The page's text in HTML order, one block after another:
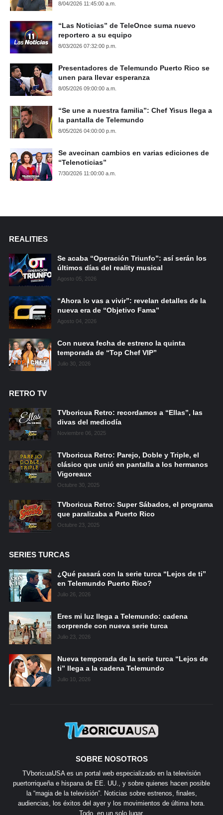
8/04/2026 11:45:00 a.m.
“Las Noticias” de TeleOnce suma nuevo
reportero a su equipo
8/03/2026 07:32:00 p.m.
Presentadores de Telemundo Puerto Rico se
unen para llevar esperanza
8/05/2026 09:00:00 a.m.
“Se une a nuestra familia”: Chef Yisus llega a
la pantalla de Telemundo
8/05/2026 04:00:00 p.m.
Se avecinan cambios en varias ediciones de
“Telenoticias”
7/30/2026 11:00:00 a.m.
REALITIES
Se acaba “Operación Triunfo”: así serán los
últimos días del reality musical
Agosto 05, 2026
“Ahora lo vas a vivir”: revelan detalles de la
nueva era de “Objetivo Fama”
Agosto 04, 2026
Con nueva fecha de estreno la quinta
temporada de “Top Chef VIP”
Julio 30, 2026
RETRO TV
TVboricua Retro: recordamos a “Ellas”, las
divas del mediodía
Noviembre 06, 2025
TVboricua Retro: Parejo, Doble y Triple, el
clásico que unió en pantalla a los hermanos
Vigoreaux
Octubre 30, 2025
TVboricua Retro: Super Sábados, el programa
que paralizaba a Puerto Rico
Octubre 23, 2025
SERIES TURCAS
¿Qué pasará con la serie turca “Lejos de ti”
en Telemundo Puerto Rico?
Julio 26, 2026
Eres mi luz llega a Telemundo: cadena
sorprende con nueva serie turca
Julio 23, 2026
Nueva temporada de la serie turca “Lejos de
ti” llega a la cadena Telemundo
Julio 10, 2026
SOBRE NOSOTROS
TVboricuaUSA es un portal web especializado en la televisión
puertorriqueña e hispana de EE. UU., y sobre quienes hacen posible
la “magia de la televisión”. Noticias sobre estrenos, finales,
audiencias, los éxitos del ayer y los movimientos de última hora.
Todo, en un solo lugar.